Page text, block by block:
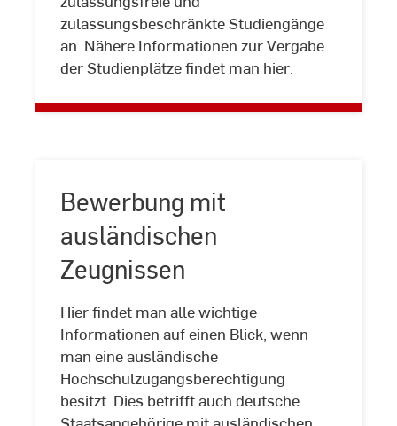
zulassungsbeschränkte Studiengänge
an. Nähere Informationen zur Vergabe
der Studienplätze findet man hier.
von
Studienplätzen
Bewerbung mit
ausländischen
Zeugnissen
Hier findet man alle wichtige
Informationen auf einen Blick, wenn
man eine ausländische
Hochschulzugangsberechtigung
besitzt. Dies betrifft auch deutsche
Bewerbung
mit
ausländischen
Zeugnissen